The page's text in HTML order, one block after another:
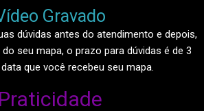
Gravado​
dúvidas antes do atendimento e depois,
seu mapa, o prazo para dúvidas é de 3
que você recebeu seu mapa.
Praticidade